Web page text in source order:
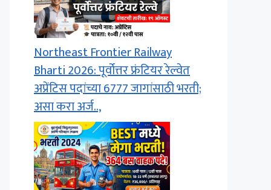
Northeast Frontier Railway
Bharti 2026: पूर्वोत्तर फ्रंटियर रेल्वेत
अप्रेंटिस पदांच्या 6777 जागांसाठी भरती;
असा करा अर्ज..,